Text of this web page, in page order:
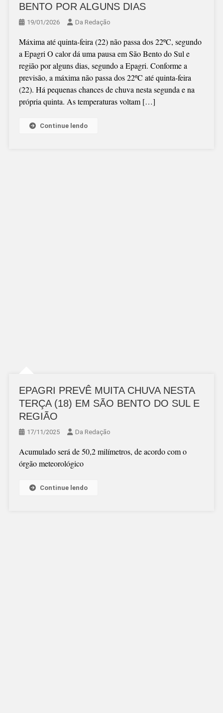
BENTO POR ALGUNS DIAS
19/01/2026 Da Redação
Máxima até quinta-feira (22) não passa dos 22ºC, segundo
a Epagri O calor dá uma pausa em São Bento do Sul e
região por alguns dias, segundo a Epagri. Conforme a
previsão, a máxima não passa dos 22ºC até quinta-feira
(22). Há pequenas chances de chuva nesta segunda e na
própria quinta. As temperaturas voltam […]
Continue lendo
EPAGRI PREVÊ MUITA CHUVA NESTA
TERÇA (18) EM SÃO BENTO DO SUL E
REGIÃO
17/11/2025 Da Redação
Acumulado será de 50,2 milímetros, de acordo com o
órgão meteorológico
Continue lendo